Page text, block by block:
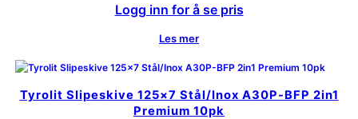
Logg inn for å se pris
Les mer
Tyrolit Slipeskive 125×7 Stål/Inox A30P-BFP 2in1
Premium 10pk